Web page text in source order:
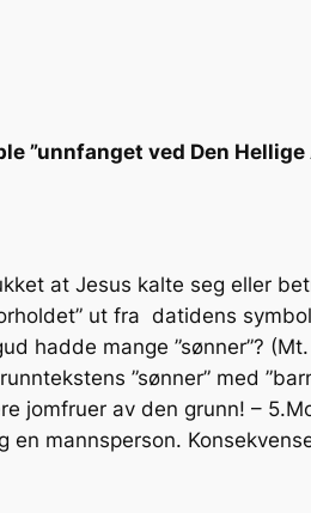
”unnfanget ved Den
at Jesus kalte seg eller
ut fra datidens
hadde mange ”sønner”?
”sønner” med
jomfruer av den grunn! –
en mannsperson.